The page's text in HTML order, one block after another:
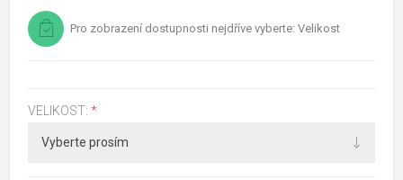
Pro zobrazení dostupnosti nejdříve vyberte: Velikost
VELIKOST: *